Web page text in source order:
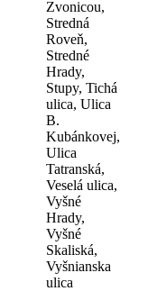
Zvonicou,
Stredná
Roveň,
Stredné
Hrady,
Stupy, Tichá
ulica, Ulica
B.
Kubánkovej,
Ulica
Tatranská,
Veselá ulica,
Vyšné
Hrady,
Vyšné
Skaliská,
Vyšnianska
ulica